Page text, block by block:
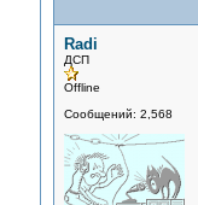
Radi
ДСП
Offline
Сообщений: 2,568